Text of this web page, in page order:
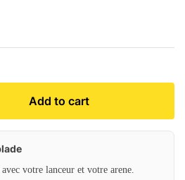
Add to cart
votre lanceur et votre arene.